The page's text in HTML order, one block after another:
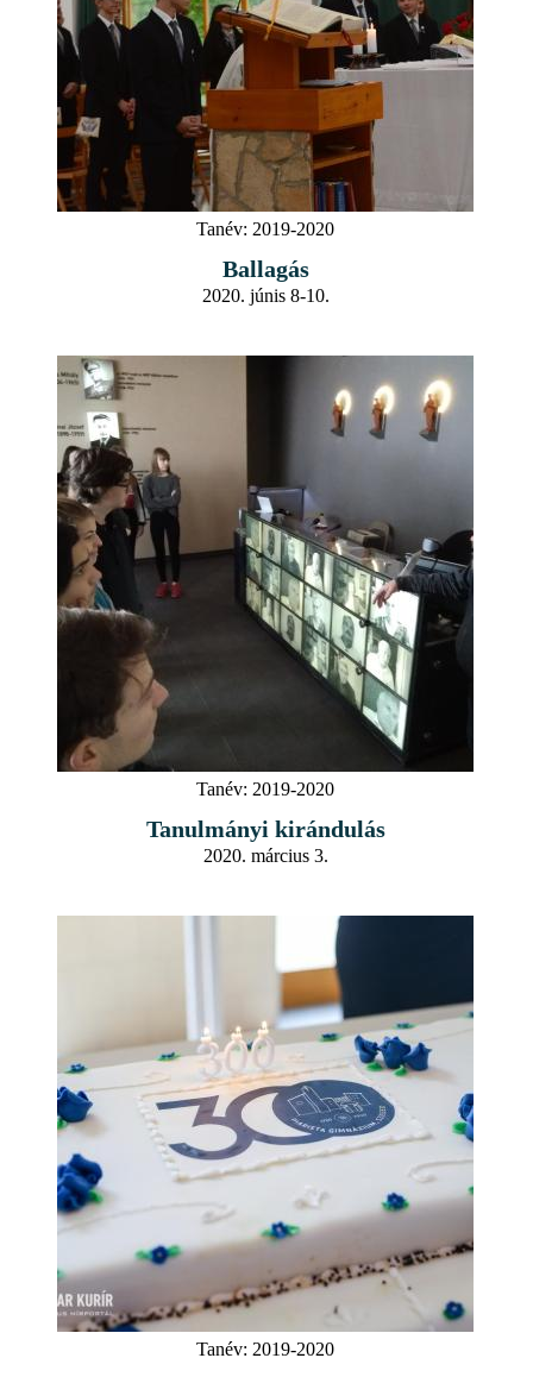
Tanév: 2019-2020
Ballagás
2020. júnis 8-10.
Tanév: 2019-2020
Tanulmányi kirándulás
2020. március 3.
Tanév: 2019-2020